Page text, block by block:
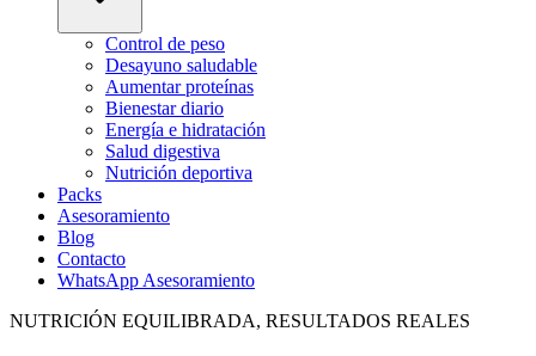
Control de peso
Desayuno saludable
Aumentar proteínas
Bienestar diario
Energía e hidratación
Salud digestiva
Nutrición deportiva
Packs
Asesoramiento
Blog
Contacto
WhatsApp Asesoramiento
NUTRICIÓN EQUILIBRADA, RESULTADOS REALES